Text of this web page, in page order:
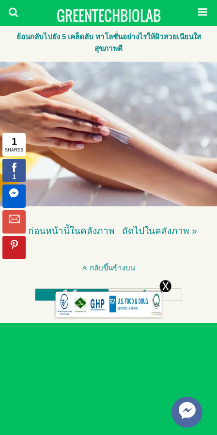
GREENTECHBIOLAB
ย้อนกลับไปยัง 5 เคล็ดลับ ทาโลชั่นอย่างไรให้ผิวสวยเนียนใส
สุขภาพดี
« ก่อนหน้านี้ในคลังภาพ ถัดไปในคลังภาพ »
กลับขึ้นข้างบน
มือถือ เดสก์ทอป